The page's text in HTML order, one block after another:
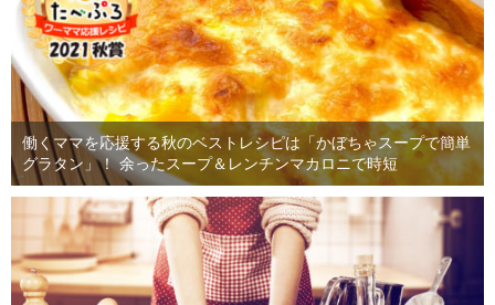
働くママを応援する秋のベストレシピは「かぼちゃスープで簡単
グラタン」！ 余ったスープ＆レンチンマカロニで時短